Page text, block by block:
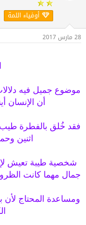
أوفياء اللمة
28 مارس 2017
موضوع جميل فيه
أن الإنسان
فقد خُلق بالفطرة
اثنين
شخصية طيبة تعيش
جمال مهما كانت
ومساعدة المحتاج لأن